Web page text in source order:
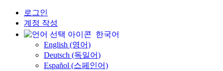
로그인
계정 작성
한국어
English (영어)
Deutsch (독일어)
Español (스페인어)